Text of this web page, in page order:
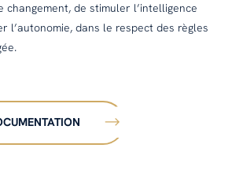
changement, de stimuler l’intelligence
l’autonomie, dans le respect des règles